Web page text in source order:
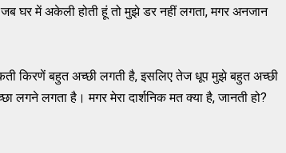
जब घर में अकेली होती हूं तो मुझे डर नहीं लगता, मगर अनजान
किरणें बहुत अच्छी लगती है, इसलिए तेज धूप मुझे बहुत अच्छी
लगने लगता है। मगर मेरा दार्शनिक मत क्या है, जानती हो?